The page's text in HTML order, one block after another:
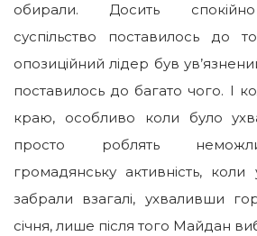
обирали. Досить
суспільство поставилось до
опозиційний лідер був
поставилось до багато чого. І
краю, особливо коли було
просто роблять
громадянську активність,
забрали взагалі, ухваливши
січня, лише після того Майдан